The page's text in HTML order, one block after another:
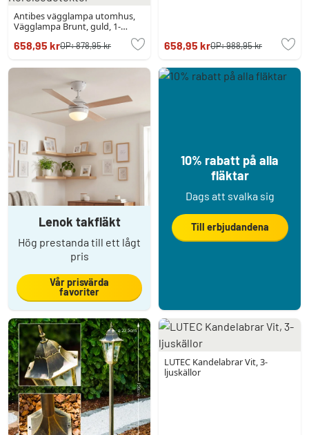
Antibes vägglampa utomhus,
Vägglampa Brunt, guld, 1-
658,95 krOP:878,95 kr 658,95 krOP:988,95 kr
Lenok takfläkt
Hög prestanda till ett lågt
pris
Vår prisvärda
favoriter
10% rabatt på alla
fläktar
Dags att svalka sig
Till erbjudandena
LUTEC Kandelabrar Vit, 3-
ljuskällor